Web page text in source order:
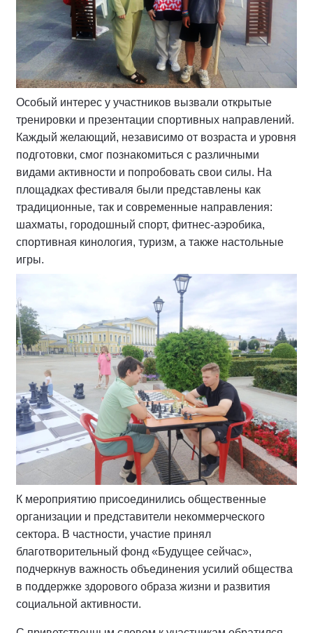
Особый интерес у участников вызвали открытые
тренировки и презентации спортивных направлений.
Каждый желающий, независимо от возраста и уровня
подготовки, смог познакомиться с различными
видами активности и попробовать свои силы. На
площадках фестиваля были представлены как
традиционные, так и современные направления:
шахматы, городошный спорт, фитнес-аэробика,
спортивная кинология, туризм, а также настольные
игры.
К мероприятию присоединились общественные
организации и представители некоммерческого
сектора. В частности, участие принял
благотворительный фонд «Будущее сейчас»,
подчеркнув важность объединения усилий общества
в поддержке здорового образа жизни и развития
социальной активности.